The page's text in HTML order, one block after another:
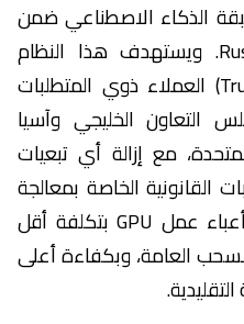
الذكاء الاصطناعي ضمن
منصة واحدة مبنية بلغة Rust. ويستهدف هذا النظام
المعزول بالكامل (True Air-Gap) العملاء ذوي المتطلبات
التعاون الخليجي وآسيا
مع إزالة أي تبعيات
القانونية الخاصة بمعالجة
البيانات محليًا. وتوفر الشركة أعباء عمل GPU بتكلفة أقل
مقارنة بالسحب العامة، وبكفاءة أعلى